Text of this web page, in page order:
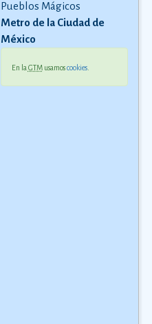
Pueblos Mágicos
Metro de la Ciudad de
México
En la GTMusamoscookies.